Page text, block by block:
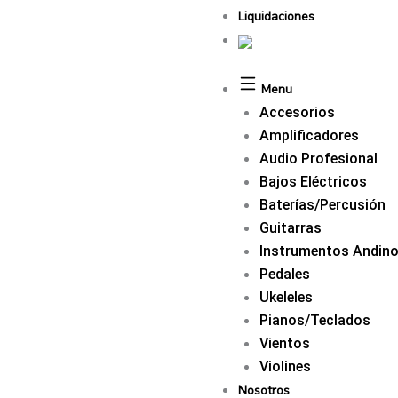
Liquidaciones
Menu
Accesorios
Amplificadores
Audio Profesional
Bajos Eléctricos
Baterías/Percusión
Guitarras
Instrumentos
Pedales
Ukeleles
Pianos/Teclados
Vientos
Violines
Nosotros